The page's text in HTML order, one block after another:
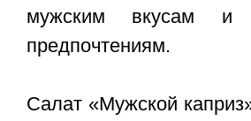
мужским вкусам и
предпочтениям.
Салат «Мужской